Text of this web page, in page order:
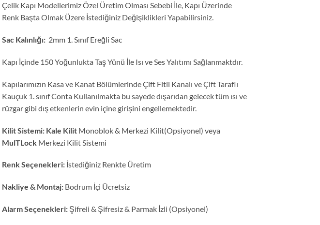
Çelik Kapı Modellerimiz Özel Üretim Olması Sebebi İle, Kapı Üzerinde
Renk Başta Olmak Üzere İstediğiniz Değişiklikleri Yapabilirsiniz.
Sac Kalınlığı: 2mm 1. Sınıf Ereğli Sac
Kapı İçinde 150 Yoğunlukta Taş Yünü İle Isı ve Ses Yalıtımı Sağlanmaktdır.
Kapılarımızın Kasa ve Kanat Bölümlerinde Çift Fitil Kanalı ve Çift Taraflı
Kauçuk 1. sınıf Conta Kullanılmakta bu sayede dışarıdan gelecek tüm ısı ve
rüzgar gibi dış etkenlerin evin içine girişini engellemektedir.
Kilit Sistemi: Kale Kilit Monoblok & Merkezi Kilit(Opsiyonel) veya
MulTLock Merkezi Kilit Sistemi
Renk Seçenekleri: İstediğiniz Renkte Üretim
Nakliye & Montaj: Bodrum İçi Ücretsiz
Alarm Seçenekleri: Şifreli & Şifresiz & Parmak İzli (Opsiyonel)